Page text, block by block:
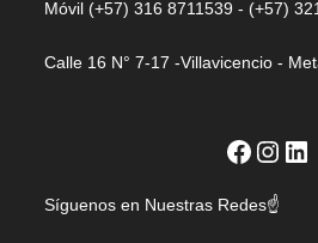
Móvil (+57) 316 8711539 - (+57)
Calle 16 N° 7-17 -Villavicencio -
Síguenos en Nuestras Redes☝